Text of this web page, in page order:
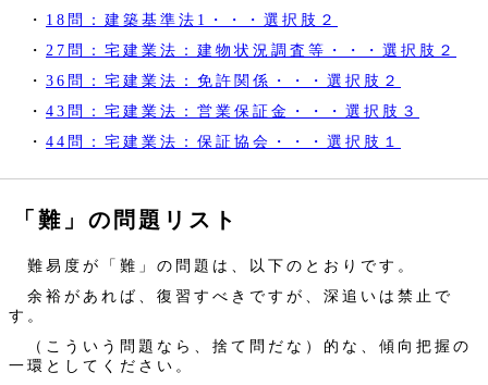
・ 18問：建築基準法1・・・選択肢２
・ 27問：宅建業法：建物状況調査等・・・選択肢２
・ 36問：宅建業法：免許関係・・・選択肢２
・ 43問：宅建業法：営業保証金・・・選択肢３
・ 44問：宅建業法：保証協会・・・選択肢１
「難」の問題リスト
難易度が「難」の問題は、以下のとおりです。
余裕があれば、復習すべきですが、深追いは禁止で
す。
（こういう問題なら、捨て問だな）的な、傾向把握の
一環としてください。